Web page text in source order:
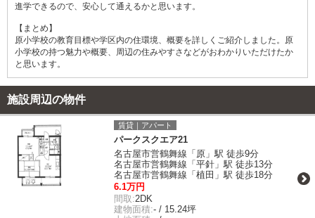
進学できるので、安心して通えるかと思います。
【まとめ】
原小学校の教育目標や学区内の住環境、概要を詳しくご紹介しました。原
小学校の持つ魅力や概要、周辺の住みやすさなどがおわかりいただけたか
と思います。
施設周辺の物件
賃貸｜アパート
パークスクエア21
名古屋市営鶴舞線「原」駅 徒歩9分
名古屋市営鶴舞線「平針」駅 徒歩13分
名古屋市営鶴舞線「植田」駅 徒歩18分
6.1万円
間取:2DK
建物面積:- / 15.24坪